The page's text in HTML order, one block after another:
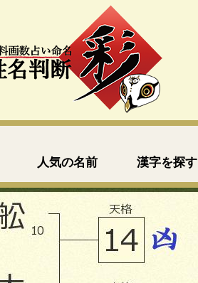
人気の名前 漢字を探す